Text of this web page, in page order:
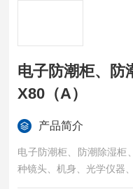
电子防潮柜、防
X80（A）
产品简介
电子防潮柜、防潮除湿柜
种镜头、机身、光学仪器